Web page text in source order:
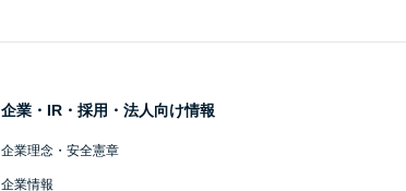
企業・IR・採用・法人向け情報
企業理念・安全憲章
企業情報